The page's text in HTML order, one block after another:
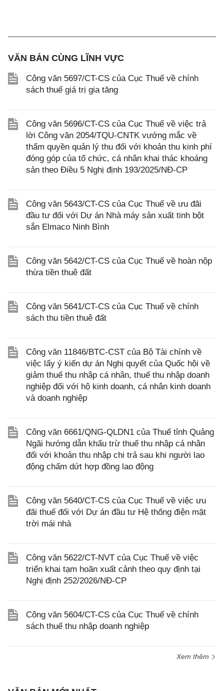
VĂN BẢN CÙNG LĨNH VỰC
Công văn 5697/CT-CS của Cục Thuế về chính
sách thuế giá trị gia tăng
Công văn 5696/CT-CS của Cục Thuế về việc trả
lời Công văn 2054/TQU-CNTK vướng mắc về
thẩm quyền quản lý thu đối với khoản thu kinh phí
đóng góp của tổ chức, cá nhân khai thác khoáng
sản theo Điều 5 Nghị định 193/2025/NĐ-CP
Công văn 5643/CT-CS của Cục Thuế về ưu đãi
đầu tư đối với Dự án Nhà máy sản xuất tinh bột
sắn Elmaco Ninh Bình
Công văn 5642/CT-CS của Cục Thuế về hoàn nộp
thừa tiền thuê đất
Công văn 5641/CT-CS của Cục Thuế về chính
sách thu tiền thuê đất
Công văn 11846/BTC-CST của Bộ Tài chính về
việc lấy ý kiến dự án Nghị quyết của Quốc hội về
giảm thuế thu nhập cá nhân, thuế thu nhập doanh
nghiệp đối với hộ kinh doanh, cá nhân kinh doanh
và doanh nghiệp
Công văn 6661/QNG-QLDN1 của Thuế tỉnh Quảng
Ngãi hướng dẫn khấu trừ thuế thu nhập cá nhân
đối với khoản thu nhập chi trả sau khi người lao
động chấm dứt hợp đồng lao động
Công văn 5640/CT-CS của Cục Thuế về việc ưu
đãi thuế đối với Dự án đầu tư Hệ thống điện mặt
trời mái nhà
Công văn 5622/CT-NVT của Cục Thuế về việc
triển khai tạm hoãn xuất cảnh theo quy định tại
Nghị định 252/2026/NĐ-CP
Công văn 5604/CT-CS của Cục Thuế về chính
sách thuế thu nhập doanh nghiệp
Xem thêm